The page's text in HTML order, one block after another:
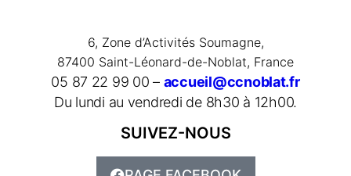
6, Zone d’Activités Soumagne,
87400 Saint-Léonard-de-Noblat, France
05 87 22 99 00 – accueil@ccnoblat.fr
Du lundi au vendredi de 8h30 à 12h00.
SUIVEZ-NOUS